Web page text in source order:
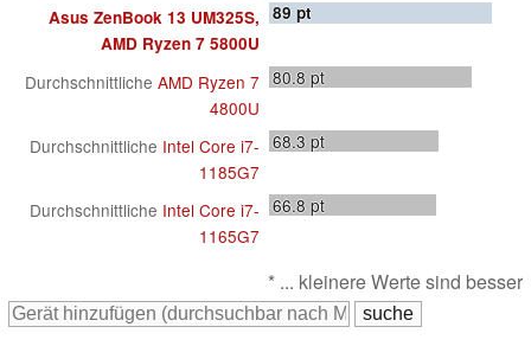
Asus ZenBook 13 UM325S,
AMD Ryzen 7 5800U
89 pt
Durchschnittliche AMD Ryzen 7
4800U
80.8 pt
Durchschnittliche Intel Core i7-
1185G7
68.3 pt
Durchschnittliche Intel Core i7-
1165G7
66.8 pt
* ... kleinere Werte sind besser